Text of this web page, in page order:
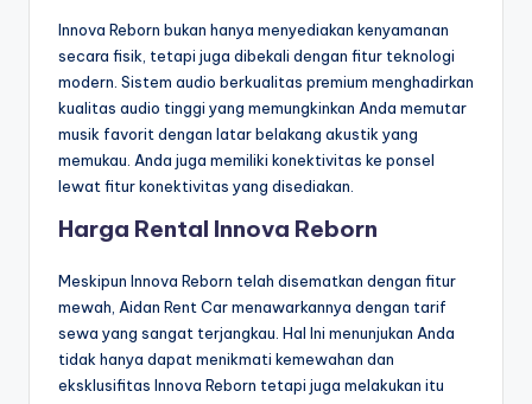
Innova Reborn bukan hanya menyediakan kenyamanan
secara fisik, tetapi juga dibekali dengan fitur teknologi
modern. Sistem audio berkualitas premium menghadirkan
kualitas audio tinggi yang memungkinkan Anda memutar
musik favorit dengan latar belakang akustik yang
memukau. Anda juga memiliki konektivitas ke ponsel
lewat fitur konektivitas yang disediakan.
Harga Rental Innova Reborn
Meskipun Innova Reborn telah disematkan dengan fitur
mewah, Aidan Rent Car menawarkannya dengan tarif
sewa yang sangat terjangkau. Hal Ini menunjukan Anda
tidak hanya dapat menikmati kemewahan dan
eksklusifitas Innova Reborn tetapi juga melakukan itu